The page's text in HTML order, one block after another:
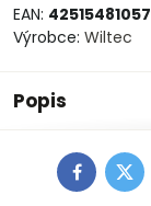
EAN:
Výrobce: Wiltec
Popis
Facebook